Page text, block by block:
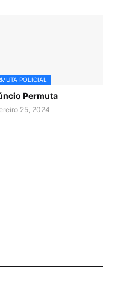
POLICIAL
Permuta
25, 2024